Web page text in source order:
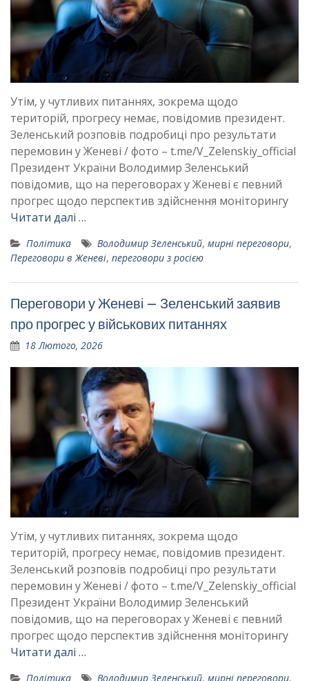
Утім, у чутливих питаннях, зокрема щодо
територій, прогресу немає, повідомив президент.
Зеленський розповів подробиці про результати
перемовин у Женеві / фото – t.me/V_Zelenskiy_official
Президент України Володимир Зеленський
повідомив, що на переговорах у Женеві є певний
прогрес щодо перспектив здійснення моніторингу
Читати далі …
Політика Володимир Зеленський, мирні переговори,
Переговори в Женеві, переговори з росією
Переговори у Женеві – Зеленський заявив
про прогрес у військових питаннях
18 Лютого, 2026
Утім, у чутливих питаннях, зокрема щодо
територій, прогресу немає, повідомив президент.
Зеленський розповів подробиці про результати
перемовин у Женеві / фото – t.me/V_Zelenskiy_official
Президент України Володимир Зеленський
повідомив, що на переговорах у Женеві є певний
прогрес щодо перспектив здійснення моніторингу
Читати далі …
Політика Володимир Зеленський, мирні переговори,